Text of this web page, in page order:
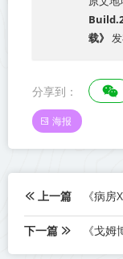
载》
分享到：
海报
上一篇 《病房X
下一篇 《戈姆